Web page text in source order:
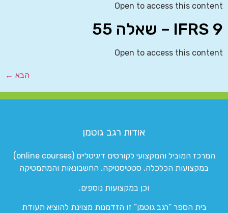
Open to access this content
IFRS 9 – שאלה 55
Open to access this content
הבא ←
אודות רגב גוטמן
המרכז המוביל והמקצועי לקורסים דיגיטליים (online courses)
במקצועות הכלכלה, סטטיסטיקה, החשבונאות והמתמטיקה
וכן במקצועות נוספים.
בית הספר “רגב גוטמן” זו הזדמנות מצוינת להוציא תעודת